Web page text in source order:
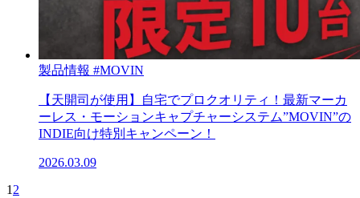
製品情報 #MOVIN
【天開司が使用】自宅でプロクオリティ！最新マーカ
ーレス・モーションキャプチャーシステム”MOVIN”の
INDIE向け特別キャンペーン！
2026.03.09
1 2